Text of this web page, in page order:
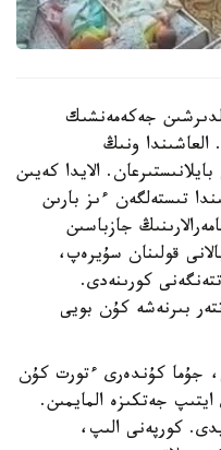
جەكەمەنشىك
العاشىندا ونىڭ
الايدا كەيىن
تىستەلگەن ءىز بارىن
جازباسىن
قولىنان سۇيرەپ،
كورىنەدى.
بىرنەشە كۇن بويى
جۇما كۇندەرى ءتورت كۇن
جەتكىزە المايمىن.
كورپەنى الىپ،